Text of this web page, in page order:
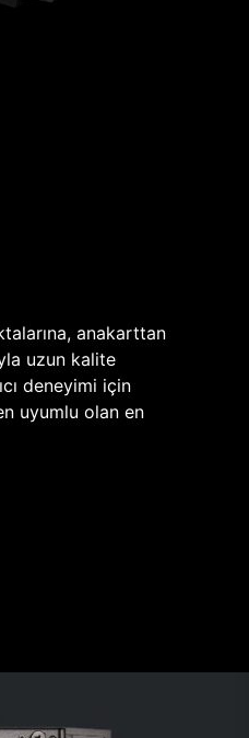
anakarttan
uzun kalite
deneyimi için
uyumlu olan en